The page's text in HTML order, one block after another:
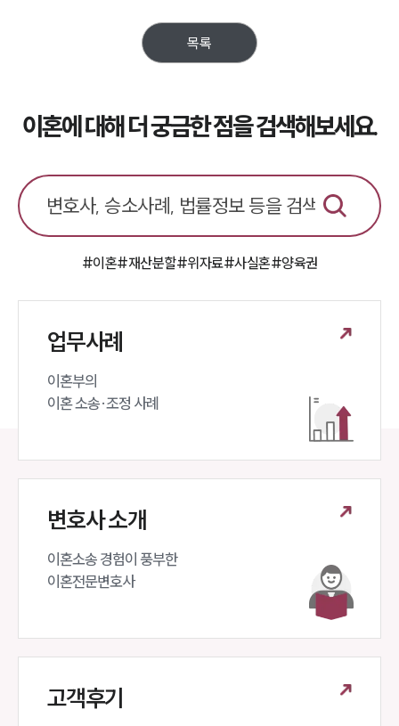
업무분야
업무
상간자위자료계산기
구성원 소개
이혼전문변호사
소식/자료
언론보도
목록
이혼에 대해 더 궁금한 점을 검색해보세요.
#이혼#재산분할#위자료#사실혼#양육권
업무사례
이혼부의
이혼 소송·조정 사례
변호사 소개
이혼소송 경험이 풍부한
이혼전문변호사
고객후기